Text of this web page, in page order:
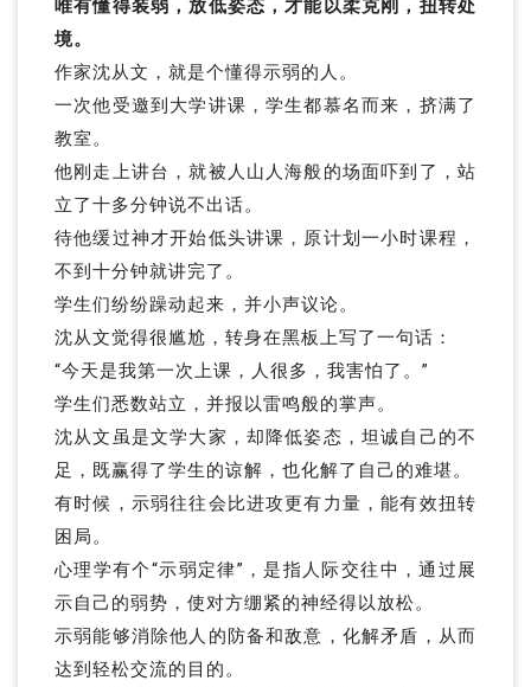
唯有懂得装弱，放低姿态，才能以柔克刚，扭转处
境。
作家沈从文，就是个懂得示弱的人。
一次他受邀到大学讲课，学生都慕名而来，挤满了
教室。
他刚走上讲台，就被人山人海般的场面吓到了，站
立了十多分钟说不出话。
待他缓过神才开始低头讲课，原计划一小时课程，
不到十分钟就讲完了。
学生们纷纷躁动起来，并小声议论。
沈从文觉得很尴尬，转身在黑板上写了一句话：
“今天是我第一次上课，人很多，我害怕了。”
学生们悉数站立，并报以雷鸣般的掌声。
沈从文虽是文学大家，却降低姿态，坦诚自己的不
足，既赢得了学生的谅解，也化解了自己的难堪。
有时候，示弱往往会比进攻更有力量，能有效扭转
困局。
心理学有个“示弱定律”，是指人际交往中，通过展
示自己的弱势，使对方绷紧的神经得以放松。
示弱能够消除他人的防备和敌意，化解矛盾，从而
达到轻松交流的目的。